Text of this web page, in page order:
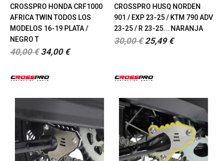
CROSSPRO HONDA CRF1000
AFRICA TWIN TODOS LOS
MODELOS 16-19 PLATA /
NEGRO T
40,00 € 34,00 €
CROSSPRO HUSQ NORDEN
901 / EXP 23-25 / KTM 790 ADV
23-25 / R 23-25... NARANJA
30,00 € 25,49 €